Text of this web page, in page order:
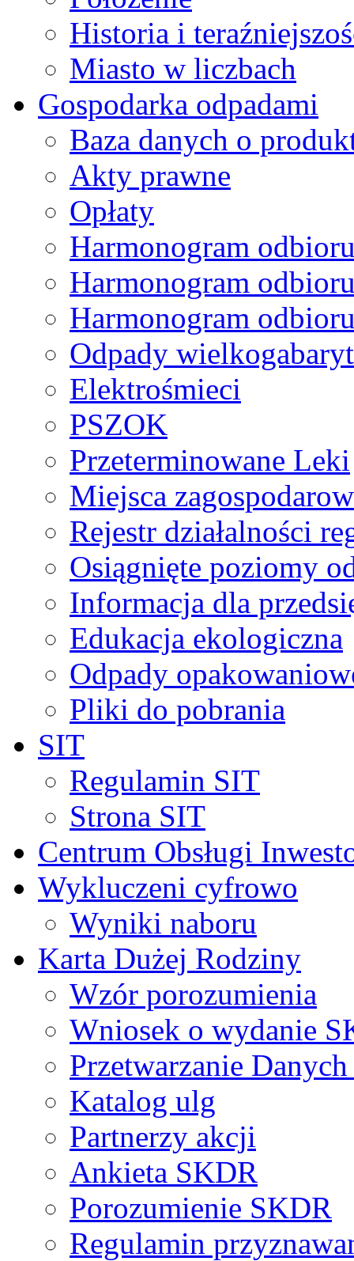
Historia i
Miasto w liczbach
Gospodarka odpadami
Baza danych o
Akty prawne
Opłaty
Harmonogram
Harmonogram
Harmonogram
Odpady
Elektrośmieci
PSZOK
Przeterminowane Leki
Miejsca
Rejestr działalności
Osiągnięte poziomy
Informacja dla
Edukacja ekologiczna
Odpady
Pliki do pobrania
SIT
Regulamin SIT
Strona SIT
Centrum Obsługi
Wykluczeni cyfrowo
Wyniki naboru
Karta Dużej Rodziny
Wzór porozumienia
Wniosek o wydanie
Przetwarzanie
Katalog ulg
Partnerzy akcji
Ankieta SKDR
Porozumienie SKDR
Regulamin